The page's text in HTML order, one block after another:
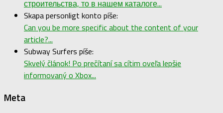
строительства, то в нашем каталоге...
Skapa personligt konto píše:
Can you be more specific about the content of your
article?...
Subway Surfers píše:
Skvelý článok! Po prečítaní sa cítim oveľa lepšie
informovaný o Xbox...
Meta